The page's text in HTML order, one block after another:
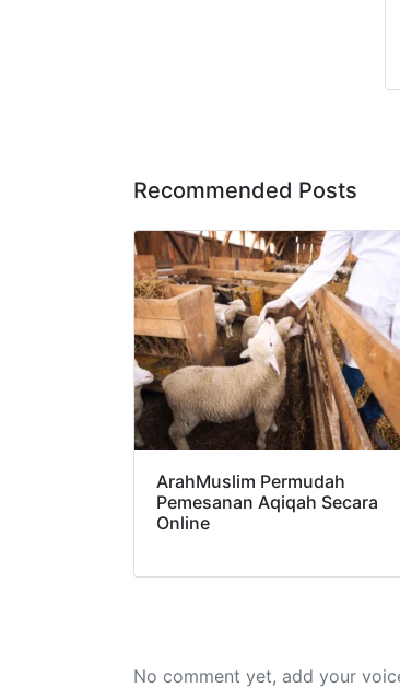
Recommended Posts
ArahMuslim Permudah
Pemesanan Aqiqah Secara
Online
No comment yet, add your